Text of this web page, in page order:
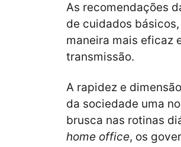
As recomendações
de cuidados
maneira mais eficaz
transmissão.
A rapidez e
da sociedade uma
brusca nas rotinas
home office, os